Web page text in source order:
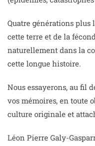
Quatre générations plus
cette terre et de la
naturellement dans la
cette longue histoire.
Nous essayerons, au fil
vos mémoires, en toute
culture originale et
Léon Pierre Galy-